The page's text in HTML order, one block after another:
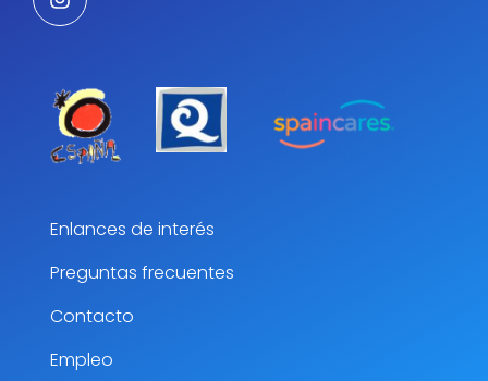
Enlances de interés
Preguntas frecuentes
Contacto
Empleo